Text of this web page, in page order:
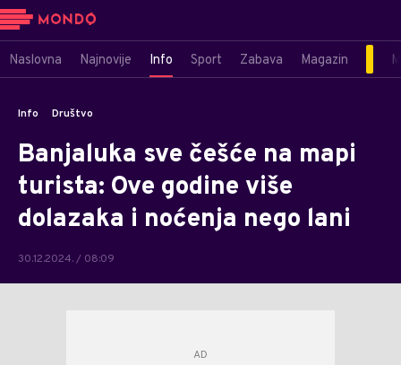
Naslovna Najnovije Info Sport Zabava Magazin
Info Društvo
Banjaluka sve češće na mapi
turista: Ove godine više
dolazaka i noćenja nego lani
30.12.2024. / 08:09